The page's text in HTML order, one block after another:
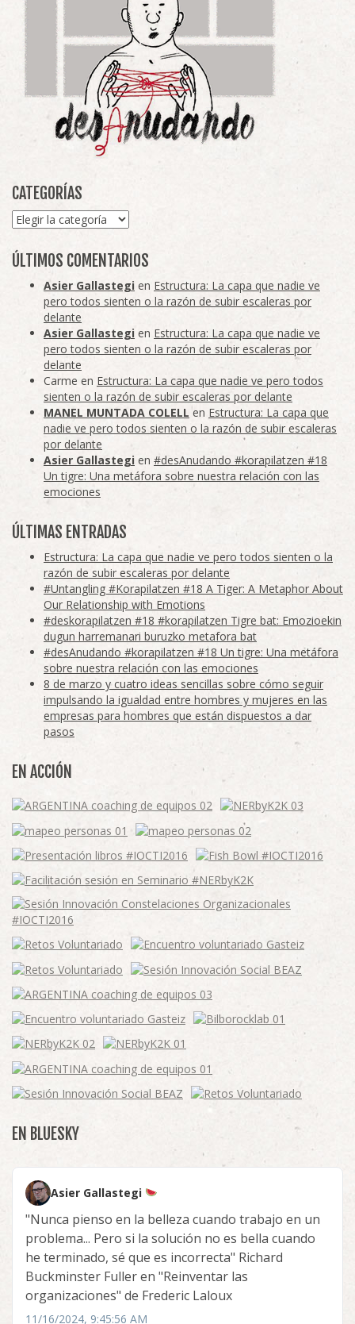
CATEGORÍAS
Categorías
ÚLTIMOS COMENTARIOS
Asier Gallastegi en Estructura: La capa que nadie ve
pero todos sienten o la razón de subir escaleras por
delante
Asier Gallastegi en Estructura: La capa que nadie ve
pero todos sienten o la razón de subir escaleras por
delante
Carme en Estructura: La capa que nadie ve pero todos
sienten o la razón de subir escaleras por delante
MANEL MUNTADA COLELL en Estructura: La capa que
nadie ve pero todos sienten o la razón de subir escaleras
por delante
Asier Gallastegi en #desAnudando #korapilatzen #18
Un tigre: Una metáfora sobre nuestra relación con las
emociones
ÚLTIMAS ENTRADAS
Estructura: La capa que nadie ve pero todos sienten o la
razón de subir escaleras por delante
#Untangling #Korapilatzen #18 A Tiger: A Metaphor About
Our Relationship with Emotions
#deskorapilatzen #18 #korapilatzen Tigre bat: Emozioekin
dugun harremanari buruzko metafora bat
#desAnudando #korapilatzen #18 Un tigre: Una metáfora
sobre nuestra relación con las emociones
8 de marzo y cuatro ideas sencillas sobre cómo seguir
impulsando la igualdad entre hombres y mujeres en las
empresas para hombres que están dispuestos a dar
pasos
EN ACCIÓN
EN BLUESKY
Asier Gallastegi
"Nunca pienso en la belleza cuando trabajo en un
problema... Pero si la solución no es bella cuando
he terminado, sé que es incorrecta" Richard
Buckminster Fuller en "Reinventar las
organizaciones" de Frederic Laloux
11/16/2024, 9:45:56 AM